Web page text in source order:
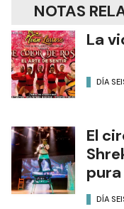
NOTAS
La
DÍA
El
DÍA